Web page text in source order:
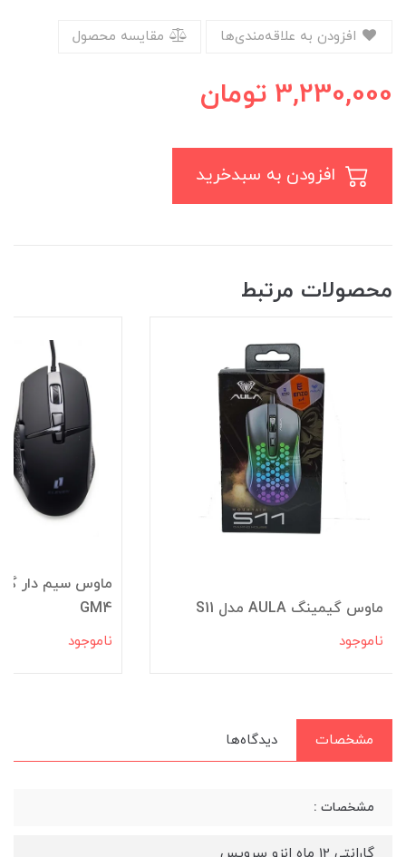
مقایسه محصول
3,230,000 تومان
محصولات مرتبط
ماوس گیمینگ AULA مدل S11
ناموجود
GM4
ناموجود
مشخصات دیدگاه‌ها
مشخصات :